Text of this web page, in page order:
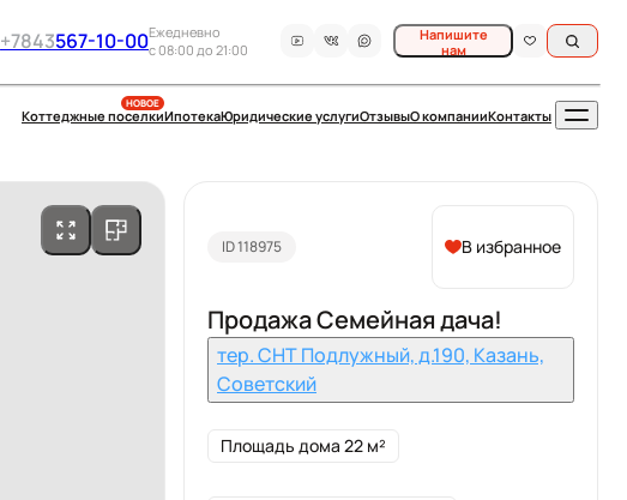
+7843567-10-00Ежедневно
c 08:00 до 21:00
Напишите
нам
НОВОЕ
Коттеджные поселкиИпотекаЮридические услугиОтзывыО компанииКонтакты
ID 118975 В избранное
Продажа Семейная дача!
тер. СНТ Подлужный, д.190, Казань,
Советский
Площадь дома 22 м²